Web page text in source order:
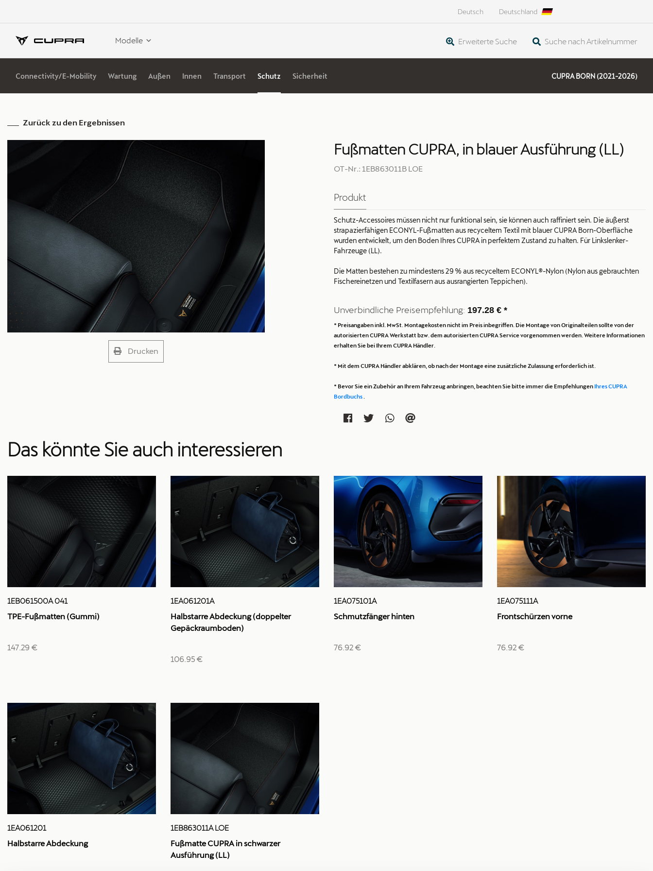
Deutsch Deutschland
Modelle Erweiterte Suche Suche nach Artikelnummer
Connectivity/E-Mobility Wartung Außen Innen Transport Schutz Sicherheit CUPRA BORN (2021-2026)
Zurück zu den Ergebnissen
Drucken
Fußmatten CUPRA, in blauer Ausführung (LL)
OT-Nr.: 1EB863011B LOE
Produkt
Schutz-Accessoires müssen nicht nur funktional sein, sie können auch raffiniert sein. Die äußerst
strapazierfähigen ECONYL-Fußmatten aus recyceltem Textil mit blauer CUPRA Born-Oberfläche
wurden entwickelt, um den Boden Ihres CUPRA in perfektem Zustand zu halten. Für Linkslenker-
Fahrzeuge (LL).
Die Matten bestehen zu mindestens 29 % aus recyceltem ECONYL®-Nylon (Nylon aus gebrauchten
Fischereinetzen und Textilfasern aus ausrangierten Teppichen).
Unverbindliche Preisempfehlung: 197.28 € *
* Preisangaben inkl. MwSt. Montagekosten nicht im Preis inbegriffen. Die Montage von Originalteilen sollte von der
autorisierten CUPRA Werkstatt bzw. dem autorisierten CUPRA Service vorgenommen werden. Weitere Informationen
erhalten Sie bei Ihrem CUPRA Händler.
* Mit dem CUPRA Händler abklären, ob nach der Montage eine zusätzliche Zulassung erforderlich ist.
* Bevor Sie ein Zubehör an Ihrem Fahrzeug anbringen, beachten Sie bitte immer die Empfehlungen Ihres CUPRA
Bordbuchs
Das könnte Sie auch interessieren
1EB061500A 041
TPE-Fußmatten (Gummi)
147.29 €
1EA061201A
Halbstarre Abdeckung (doppelter
Gepäckraumboden)
106.95 €
1EA075101A
Schmutzfänger hinten
76.92 €
1EA075111A
Frontschürzen vorne
76.92 €
1EA061201
Halbstarre Abdeckung
1EB863011A LOE
Fußmatte CUPRA in schwarzer
Ausführung (LL)